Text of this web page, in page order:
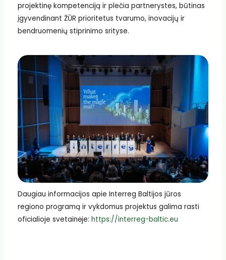
projektinę kompetenciją ir plečia partnerystes, būtinas
įgyvendinant ŽŪR prioritetus tvarumo, inovacijų ir
bendruomenių stiprinimo srityse.
Daugiau informacijos apie Interreg Baltijos jūros
regiono programą ir vykdomus projektus galima rasti
oficialioje svetainėje: https://interreg-baltic.eu